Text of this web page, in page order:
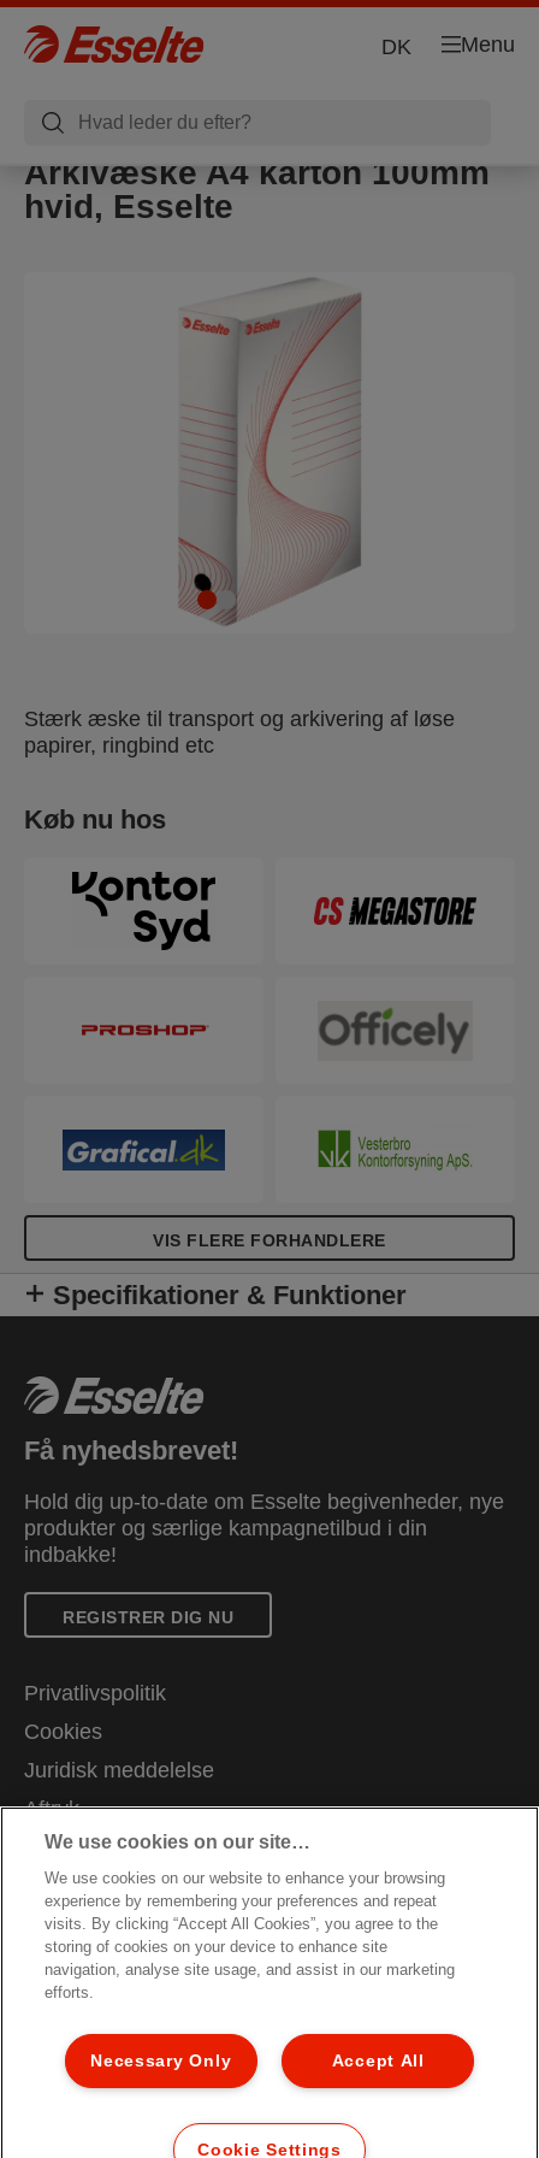
Menu
DK
Arkivæske A4 karton 100mm
hvid, Esselte
Stærk æske til transport og arkivering af løse
papirer, ringbind etc
Køb nu hos
VIS FLERE FORHANDLERE
Specifikationer & Funktioner
Få nyhedsbrevet!
Hold dig up-to-date om Esselte begivenheder, nye
produkter og særlige kampagnetilbud i din
indbakke!
REGISTRER DIG NU
Privatlivspolitik
Cookies
Juridisk meddelelse
Aftryk
Administrer mine data
Kundesupport
Karrierer
Garantibetingelser
Overensstemmelseserklæringer
Vejledning om genbrug af emballage
Sitemap
© 2026 ACCO Brands. All Rights Reserved.
We use cookies on our site…
We use cookies on our website to enhance your browsing
experience by remembering your preferences and repeat
visits. By clicking “Accept All Cookies”, you agree to the
storing of cookies on your device to enhance site
navigation, analyse site usage, and assist in our marketing
efforts.
Accept All
Necessary Only
Cookie Settings